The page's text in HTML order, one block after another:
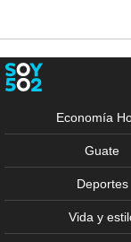
Economía
Guate
Deportes
Vida y